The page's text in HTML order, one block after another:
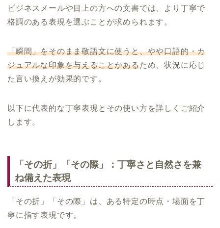
ビジネスメールや目上の方への文書では、より丁寧で
格調のある表現を選ぶことが求められます。
「瞬間」をそのまま敬語文に使うと、やや口語的・カ
ジュアルな印象を与えることがあるため、状況に応じ
た言い換えが効果的です。
以下に代表的な丁寧表現とその使い方を詳しくご紹介
します。
「その折」「その際」：丁寧さと自然さを兼
ね備えた表現
「その折」「その際」は、ある特定の時点・場面を丁
寧に指す表現です。